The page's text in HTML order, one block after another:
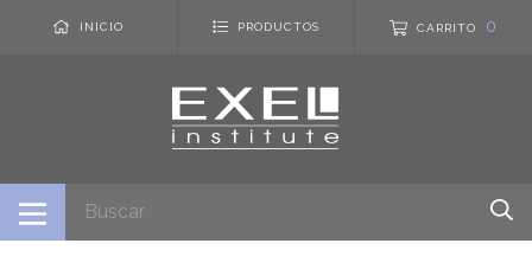
INICIO PRODUCTOS CARRITO 0